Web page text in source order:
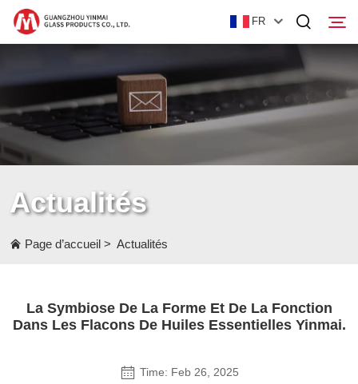
FR
Page d’accueil
Produits
À Propos De Nous
Actualités
Contactez-Nous
Actualités
Page d’accueil > Actualités
La Symbiose De La Forme Et De La Fonction
Dans Les Flacons De Huiles Essentielles Yinmai.
Time: Feb 26, 2025